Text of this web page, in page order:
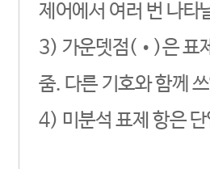
제어에서 여러 번 나타
3) 가운뎃점(•)은 표
줌. 다른 기호와 함께
4) 미분석 표제 항은